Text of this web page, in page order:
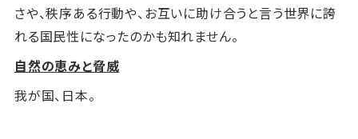
さや、秩序ある行動や、お互いに助け合うと言う世界に誇
れる国民性になったのかも知れません。
自然の恵みと脅威
我が国、日本。